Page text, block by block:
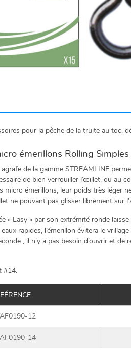
pour la pêche de la truite au toc,
émerillons Rolling
agrafe de la gamme STREAMLINE
de bien verrouiller l’œillet, ou au
micro émerillons, leur poids très léger
ne pouvant pas glisser librement sur
« Easy » par son extrémité ronde
rapides, l’émerillon évitera le
, il n’y a pas besoin d’ouvrir et
#14.
12
14